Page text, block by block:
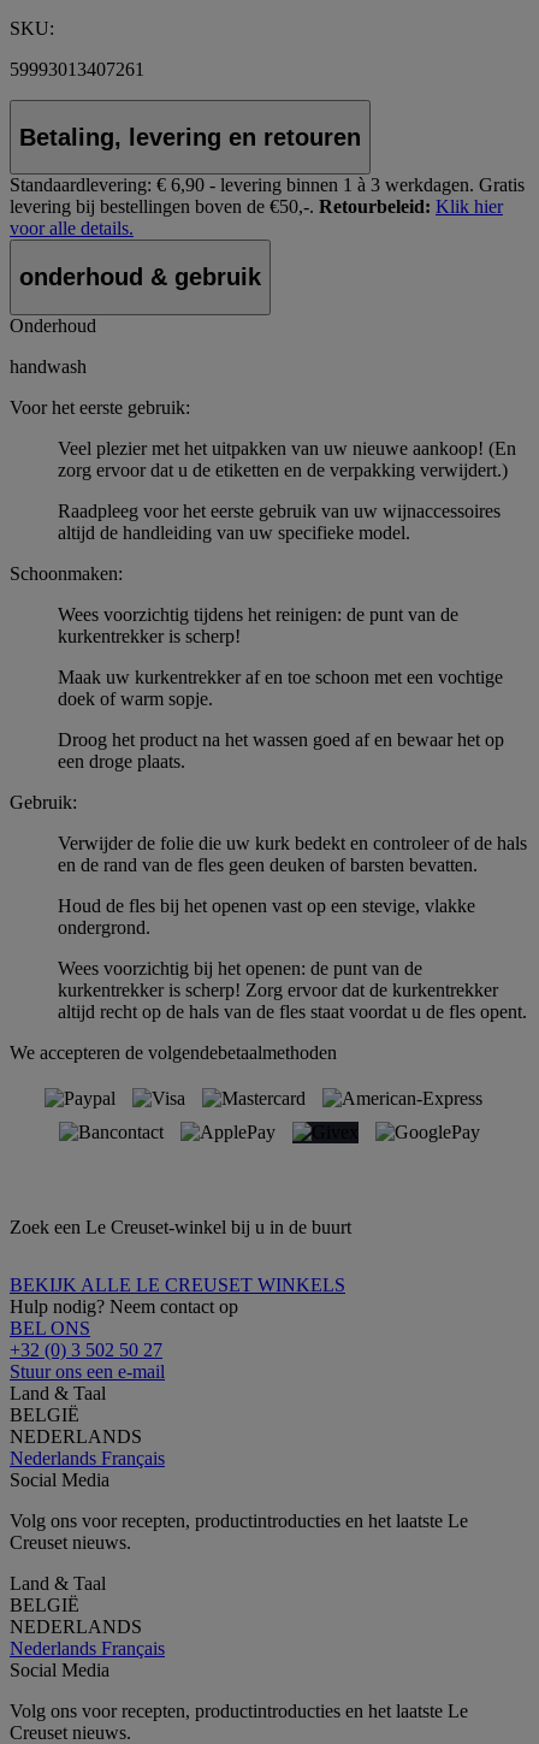
SKU:
59993013407261
Betaling, levering en retouren
Standaardlevering: € 6,90 - levering binnen 1 à 3 werkdagen. Gratis
levering bij bestellingen boven de €50,-. Retourbeleid: Klik hier
voor alle details.
onderhoud & gebruik
Onderhoud
handwash
Voor het eerste gebruik:
Veel plezier met het uitpakken van uw nieuwe aankoop! (En
zorg ervoor dat u de etiketten en de verpakking verwijdert.)
Raadpleeg voor het eerste gebruik van uw wijnaccessoires
altijd de handleiding van uw specifieke model.
Schoonmaken:
Wees voorzichtig tijdens het reinigen: de punt van de
kurkentrekker is scherp!
Maak uw kurkentrekker af en toe schoon met een vochtige
doek of warm sopje.
Droog het product na het wassen goed af en bewaar het op
een droge plaats.
Gebruik:
Verwijder de folie die uw kurk bedekt en controleer of de hals
en de rand van de fles geen deuken of barsten bevatten.
Houd de fles bij het openen vast op een stevige, vlakke
ondergrond.
Wees voorzichtig bij het openen: de punt van de
kurkentrekker is scherp! Zorg ervoor dat de kurkentrekker
altijd recht op de hals van de fles staat voordat u de fles opent.
We accepteren de volgendebetaalmethoden
Zoek een Le Creuset-winkel bij u in de buurt
BEKIJK ALLE LE CREUSET WINKELS
Hulp nodig? Neem contact op
BEL ONS
+32 (0) 3 502 50 27
Stuur ons een e-mail
Land & Taal
BELGIË
NEDERLANDS
Nederlands Français
Social Media
Volg ons voor recepten, productintroducties en het laatste Le
Creuset nieuws.
Land & Taal
BELGIË
NEDERLANDS
Nederlands Français
Social Media
Volg ons voor recepten, productintroducties en het laatste Le
Creuset nieuws.